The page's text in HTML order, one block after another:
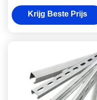
zonnepanelen OEM PV-
beugelcomponenten
Krijg Beste Prijs